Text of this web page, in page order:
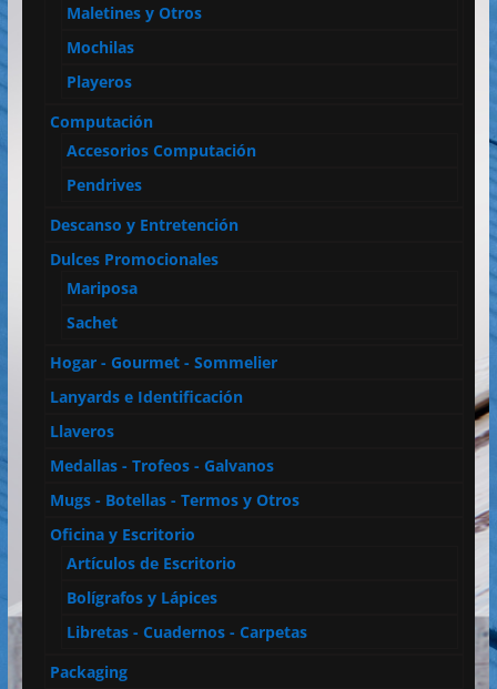
Maletines y Otros
Mochilas
Playeros
Computación
Accesorios Computación
Pendrives
Descanso y Entretención
Dulces Promocionales
Mariposa
Sachet
Hogar - Gourmet - Sommelier
Lanyards e Identificación
Llaveros
Medallas - Trofeos - Galvanos
Mugs - Botellas - Termos y Otros
Oficina y Escritorio
Artículos de Escritorio
Bolígrafos y Lápices
Libretas - Cuadernos - Carpetas
Packaging